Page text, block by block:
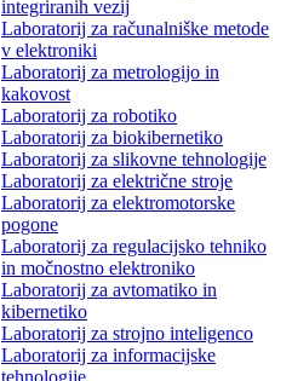
integriranih vezij
Laboratorij za računalniške metode
v elektroniki
Laboratorij za metrologijo in
kakovost
Laboratorij za robotiko
Laboratorij za biokibernetiko
Laboratorij za slikovne tehnologije
Laboratorij za električne stroje
Laboratorij za elektromotorske
pogone
Laboratorij za regulacijsko tehniko
in močnostno elektroniko
Laboratorij za avtomatiko in
kibernetiko
Laboratorij za strojno inteligenco
Laboratorij za informacijske
tehnologije